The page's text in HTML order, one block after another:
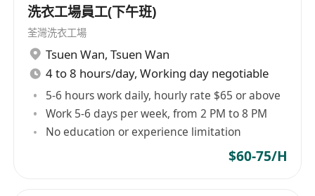
複性體力勞動（單次搬運重量一般不超過25公
斤）；
做事勤懇踏實，具責任感及團隊合作精神，能配
合輪班或彈性工作安排；
無需特定學歷或證書，歡迎有倉務、物流或零售
後勤經驗者應徵，亦接受無經驗但願意學習之申
請者。
洗衣工場員工(下午班)
荃灣洗衣工場
Tsuen Wan, Tsuen Wan
4 to 8 hours/day, Working day negotiable
5-6 hours work daily, hourly rate $65 or above
Work 5-6 days per week, from 2 PM to 8 PM
No education or experience limitation
$60-75/H